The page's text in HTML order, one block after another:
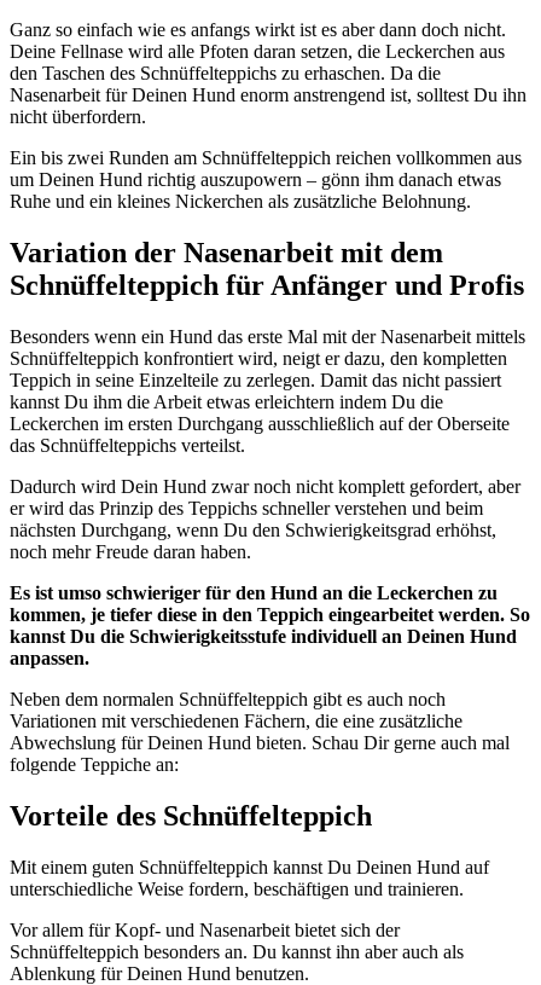
Ganz so einfach wie es anfangs wirkt ist es aber dann doch nicht.
Deine Fellnase wird alle Pfoten daran setzen, die Leckerchen aus
den Taschen des Schnüffelteppichs zu erhaschen. Da die
Nasenarbeit für Deinen Hund enorm anstrengend ist, solltest Du ihn
nicht überfordern.
Ein bis zwei Runden am Schnüffelteppich reichen vollkommen aus
um Deinen Hund richtig auszupowern – gönn ihm danach etwas
Ruhe und ein kleines Nickerchen als zusätzliche Belohnung.
Variation der Nasenarbeit mit dem
Schnüffelteppich für Anfänger und Profis
Besonders wenn ein Hund das erste Mal mit der Nasenarbeit mittels
Schnüffelteppich konfrontiert wird, neigt er dazu, den kompletten
Teppich in seine Einzelteile zu zerlegen. Damit das nicht passiert
kannst Du ihm die Arbeit etwas erleichtern indem Du die
Leckerchen im ersten Durchgang ausschließlich auf der Oberseite
das Schnüffelteppichs verteilst.
Dadurch wird Dein Hund zwar noch nicht komplett gefordert, aber
er wird das Prinzip des Teppichs schneller verstehen und beim
nächsten Durchgang, wenn Du den Schwierigkeitsgrad erhöhst,
noch mehr Freude daran haben.
Es ist umso schwieriger für den Hund an die Leckerchen zu
kommen, je tiefer diese in den Teppich eingearbeitet werden. So
kannst Du die Schwierigkeitsstufe individuell an Deinen Hund
anpassen.
Neben dem normalen Schnüffelteppich gibt es auch noch
Variationen mit verschiedenen Fächern, die eine zusätzliche
Abwechslung für Deinen Hund bieten. Schau Dir gerne auch mal
folgende Teppiche an:
Vorteile des Schnüffelteppich
Mit einem guten Schnüffelteppich kannst Du Deinen Hund auf
unterschiedliche Weise fordern, beschäftigen und trainieren.
Vor allem für Kopf- und Nasenarbeit bietet sich der
Schnüffelteppich besonders an. Du kannst ihn aber auch als
Ablenkung für Deinen Hund benutzen.